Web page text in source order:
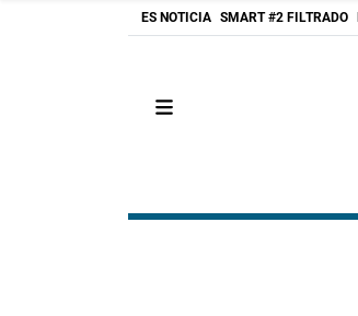
ES NOTICIA SMART #2 FILTRADO